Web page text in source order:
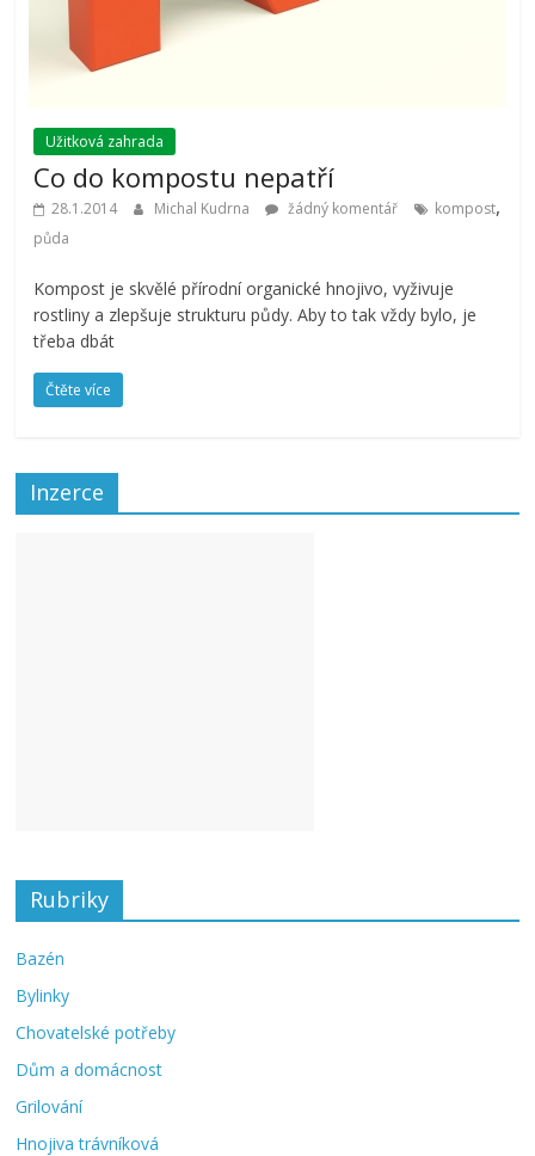
Užitková zahrada
Co do kompostu nepatří
28.1.2014 Michal Kudrna žádný komentář kompost,
půda
Kompost je skvělé přírodní organické hnojivo, vyživuje
rostliny a zlepšuje strukturu půdy. Aby to tak vždy bylo, je
třeba dbát
Čtěte více
Inzerce
Rubriky
Bazén
Bylinky
Chovatelské potřeby
Dům a domácnost
Grilování
Hnojiva trávníková